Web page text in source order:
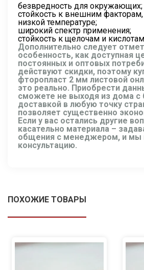
безвредность для окружающих;
стойкость к внешним
низкой температуре;
широкий спектр применения;
стойкость к щелочам и
Дополнительно следует
особенность, как доступная
постоянных и оптовых
действуют скидки, поэтому
фторопласт 2 мм листовой
это реально. Приобрести
сможете не выходя из дома с
доставкой в любую точку
позволяет существенно
Если у вас остались другие
касательно материала –
общения с менеджером, и мы
консультацию.
ПОХОЖИЕ ТОВАРЫ